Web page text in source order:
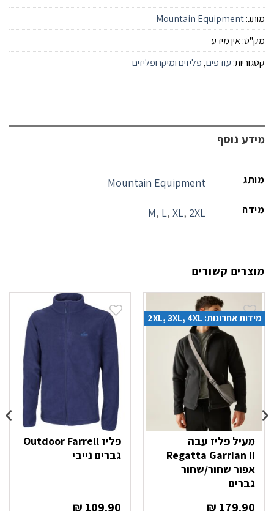
מותג:Mountain Equipment
מק"ט:אין מידע
קטגוריות: עודפים, פליזים ומיקרופליזים
מידע נוסף
מותג Mountain Equipment
מידה M, L, XL, 2XL
מוצרים קשורים
מידות אחרונות: 2XL, 3XL, 4XL
מעיל פליז עבה
Regatta Garrian II
אפור שחור/שחור
גברים
₪ 179.90
פליז Outdoor Farrell
גברים נייבי
₪ 109.90